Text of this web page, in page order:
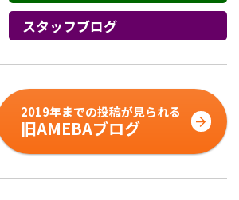
スタッフブログ
2019年までの投稿が見られる
旧AMEBAブログ